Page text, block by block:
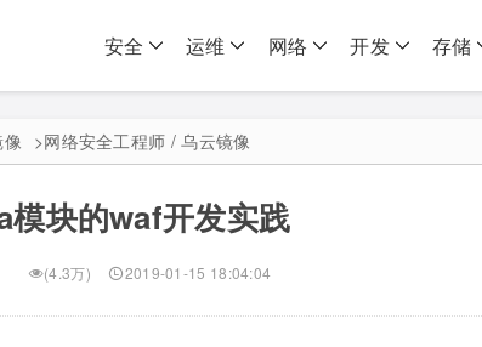
安全 运维 网络 开发 存储
>网络安全工程师 / 乌云镜像
块的waf开发实践
(4.3万) 2019-01-15 18:04:04